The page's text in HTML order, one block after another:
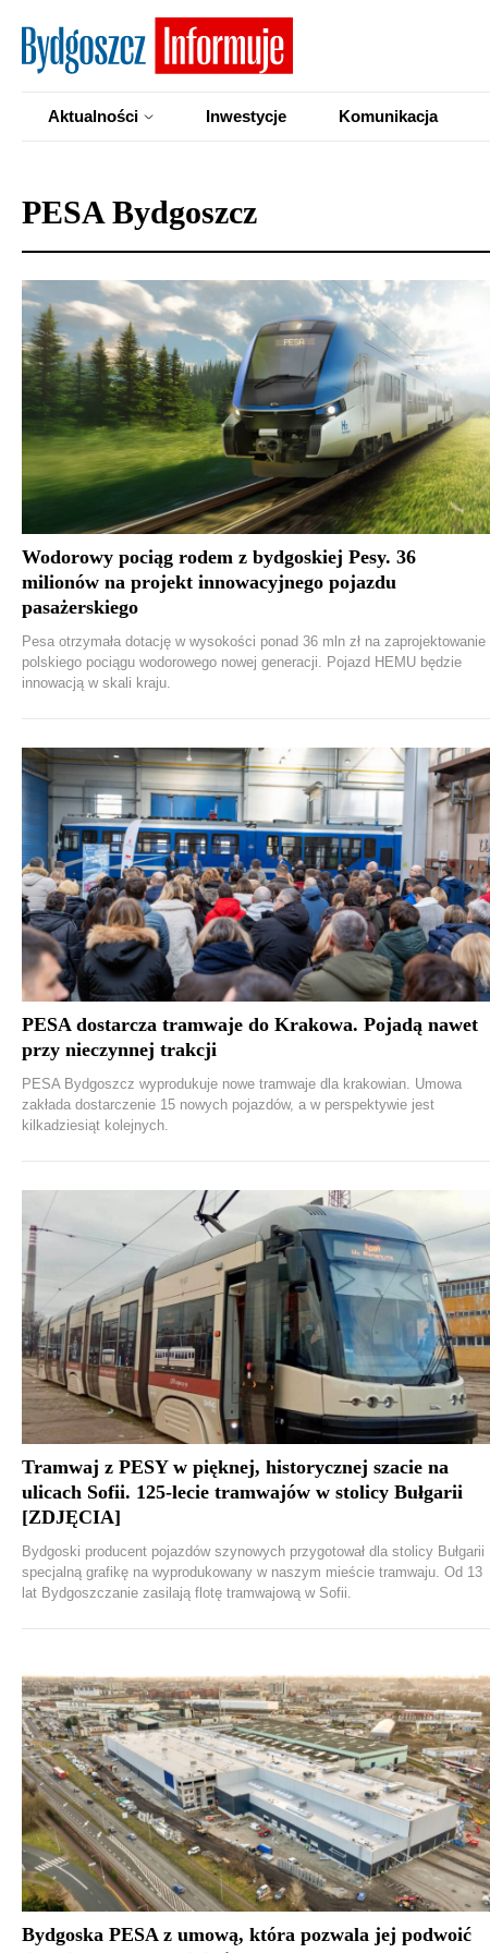
Aktualności Inwestycje Komunikacja
PESA Bydgoszcz
Wodorowy pociąg rodem z bydgoskiej Pesy. 36
milionów na projekt innowacyjnego pojazdu
pasażerskiego
Pesa otrzymała dotację w wysokości ponad 36 mln zł na zaprojektowanie
polskiego pociągu wodorowego nowej generacji. Pojazd HEMU będzie
innowacją w skali kraju.
PESA dostarcza tramwaje do Krakowa. Pojadą nawet
przy nieczynnej trakcji
PESA Bydgoszcz wyprodukuje nowe tramwaje dla krakowian. Umowa
zakłada dostarczenie 15 nowych pojazdów, a w perspektywie jest
kilkadziesiąt kolejnych.
Tramwaj z PESY w pięknej, historycznej szacie na
ulicach Sofii. 125-lecie tramwajów w stolicy Bułgarii
[ZDJĘCIA]
Bydgoski producent pojazdów szynowych przygotował dla stolicy Bułgarii
specjalną grafikę na wyprodukowany w naszym mieście tramwaju. Od 13
lat Bydgoszczanie zasilają flotę tramwajową w Sofii.
Bydgoska PESA z umową, która pozwala jej podwoić